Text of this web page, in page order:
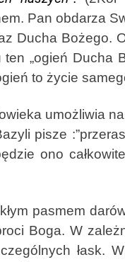
Pan obdarza
Ducha Bożego.
„ogień Ducha
to życie
umożliwia
pisze
ono
pasmem
Boga. W
łask.